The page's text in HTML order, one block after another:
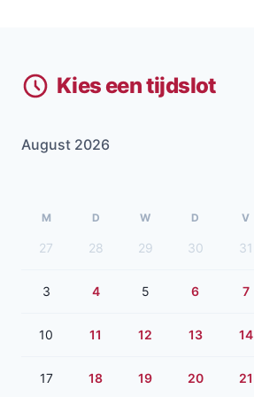
Kies een tijdslot
August 2026
M D W D V
27 28 29 30 31
3 4 5 6 7
10 11 12 13 14
17 18 19 20 21